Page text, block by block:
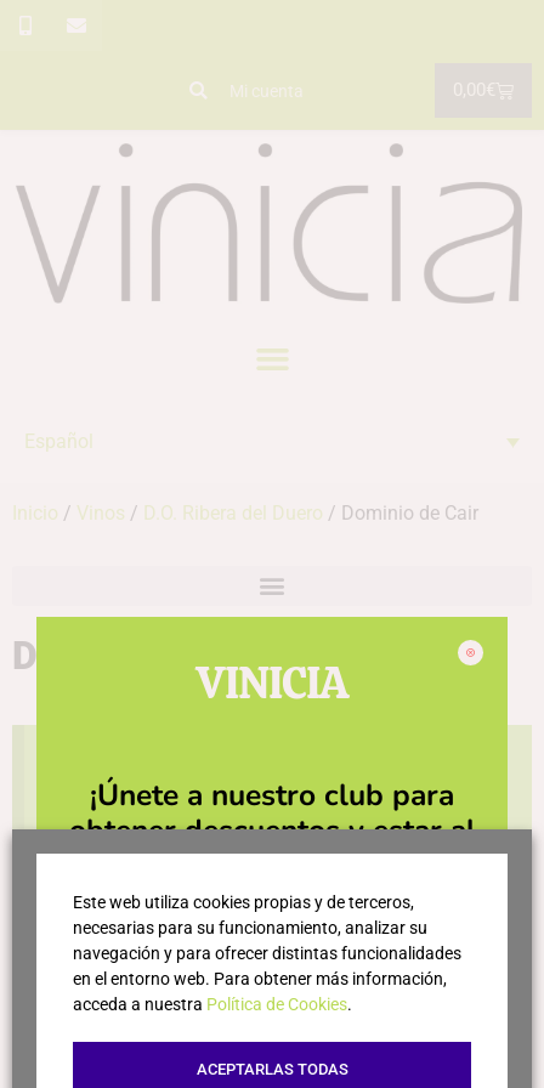
Mi cuenta
Español
Inicio / Vinos / D.O. Ribera del Duero / Dominio de Cair
Dominio de Cair
no estarán disponibles durante los próximos días.
Gracias por tu paciencia y sentimos cualquier
Este web utiliza cookies propias y de terceros,
necesarias para su funcionamiento, analizar su
navegación y para ofrecer distintas funcionalidades
en el entorno web. Para obtener más información,
acceda a nuestra Política de Cookies.
ACEPTARLAS TODAS
VINICIA
¡Únete a nuestro club para
obtener descuentos y estar al
día de las últimas novedades!